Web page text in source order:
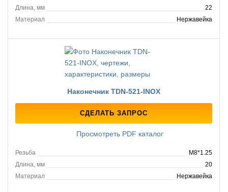
Длина, мм
22
Материал
Нержавейка
Наконечник TDN-521-INOX
СДЕЛАТЬ ЗАПРОС
Просмотреть PDF каталог
Резьба
M8*1.25
Длина, мм
20
Материал
Нержавейка